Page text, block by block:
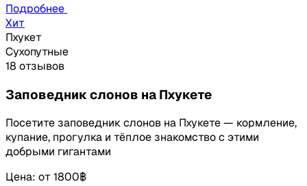
Подробнее
Хит
Пхукет
Сухопутные
18 отзывов
Заповедник слонов на Пхукете
Посетите заповедник слонов на Пхукете — кормление,
купание, прогулка и тёплое знакомство с этими
добрыми гигантами
Цена: от1800฿